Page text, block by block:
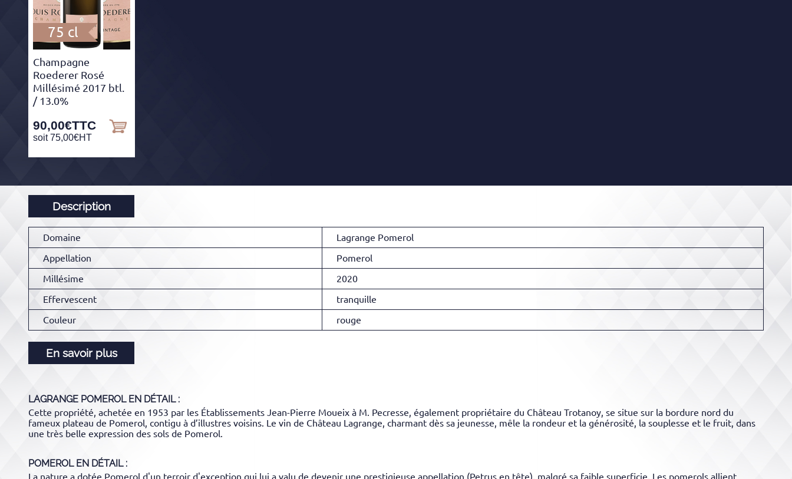
75 cl
Champagne
Roederer Rosé
Millésimé 2017 btl.
/ 13.0%
90,00€TTC
soit 75,00€HT
Description
Domaine
Lagrange Pomerol
Appellation
Pomerol
Millésime
2020
Effervescent
tranquille
Couleur
rouge
En savoir plus
LAGRANGE POMEROLEN DÉTAIL :
Cette propriété, achetée en 1953 par les Établissements Jean-Pierre Moueix à M. Pecresse, également propriétaire du Château Trotanoy, se situe sur la bordure nord du
fameux plateau de Pomerol, contigu à d’illustres voisins. Le vin de Château Lagrange, charmant dès sa jeunesse, mêle la rondeur et la générosité, la souplesse et le fruit, dans
une très belle expression des sols de Pomerol.
POMEROLEN DÉTAIL :